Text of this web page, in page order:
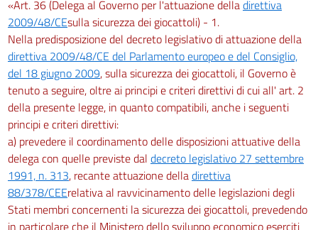
«Art. 36 (Delega al Governo per l'attuazione delladirettiva
2009/48/CEsulla sicurezza dei giocattoli) - 1.
Nella predisposizione del decreto legislativo di attuazione della
direttiva 2009/48/CE del Parlamento europeo e del Consiglio,
del 18 giugno 2009, sulla sicurezza dei giocattoli, il Governo è
tenuto a seguire, oltre ai principi e criteri direttivi di cui all' art. 2
della presente legge, in quanto compatibili, anche i seguenti
principi e criteri direttivi:
a) prevedere il coordinamento delle disposizioni attuative della
delega con quelle previste dal decreto legislativo 27 settembre
1991, n. 313, recante attuazione delladirettiva
88/378/CEErelativa al ravvicinamento delle legislazioni degli
Stati membri concernenti la sicurezza dei giocattoli, prevedendo
in particolare che il Ministero dello sviluppo economico eserciti